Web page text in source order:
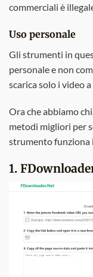
commerciali è
Uso personale
Gli strumenti in
personale e non
scarica solo i video
Ora che abbiamo
metodi migliori per
strumento funziona
1.